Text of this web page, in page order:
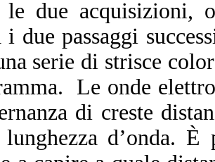
due acquisizioni,
due passaggi
serie di strisce
Le onde
di creste
lunghezza d’onda.